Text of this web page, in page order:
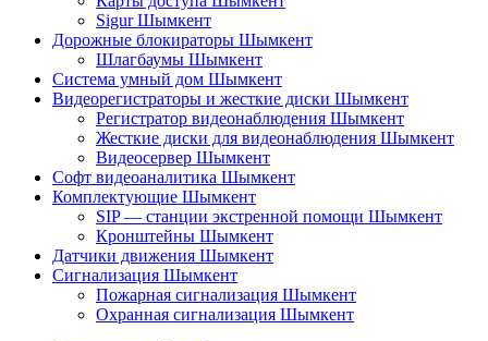
Sigur Шымкент
Дорожные блокираторы Шымкент
Шлагбаумы Шымкент
Система умный дом Шымкент
Видеорегистраторы и жесткие диски Шымкент
Регистратор видеонаблюдения Шымкент
Жесткие диски для видеонаблюдения Шымкент
Видеосервер Шымкент
Софт видеоаналитика Шымкент
Комплектующие Шымкент
SIP — станции экстренной помощи Шымкент
Кронштейны Шымкент
Датчики движения Шымкент
Сигнализация Шымкент
Пожарная сигнализация Шымкент
Охранная сигнализация Шымкент